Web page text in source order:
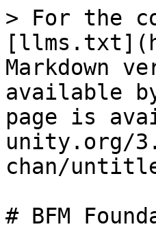
> For the
Markdown
available
page is
unity.org/
chan/
# BFM